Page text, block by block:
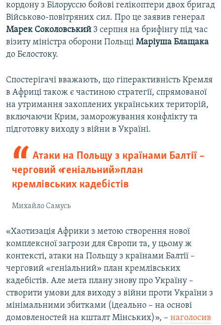
кордону з Білоруссю бойові гелікоптери двох бригад
Військово-повітряних сил. Про це заявив генерал
Марек Соколовський 3 серпня на брифінгу під час
візиту міністра оборони Польщі Маріуша Блащака
до Бєлостоку.
Спостерігачі вважають, що гіперактивність Кремля
в Африці також є частиною стратегії, спрямованої
на утримання захоплених українських територій,
включаючи Крим, заморожування конфлікту та
підготовку виходу з війни в Україні.
Атаки на Польщу з країнами Балтії –
черговий «геніальний» план
кремлівських кадебістів
Михайло Самусь
«Хаотизація Африки з метою створення нової
комплексної загрози для Європи та, у цьому ж
контексті, атаки на Польщу з країнами Балтії –
черговий «геніальний» план кремлівських
кадебістів. Але мета плану знову про Україну –
створити умови для виходу з війни проти України з
мінімальними збитками (ідеально – на основі
домовленостей на кшталт Мінських)», – наголосив